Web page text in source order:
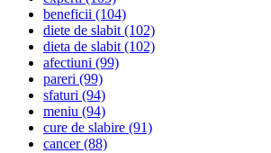
beneficii (104)
diete de slabit(102)
dieta de slabit(102)
afectiuni (99)
pareri (99)
sfaturi (94)
meniu (94)
cure de slabire (91)
cancer(88)